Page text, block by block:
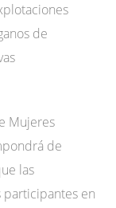
de
Mujeres
de
las
participantes en